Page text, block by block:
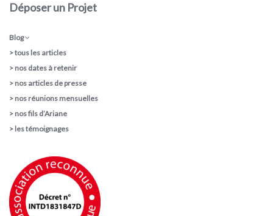
Déposer un Projet
Blog
>tous les articles
> nos dates à retenir
> nos articles de presse
> nos réunions mensuelles
> nos fils d’Ariane
> les témoignages